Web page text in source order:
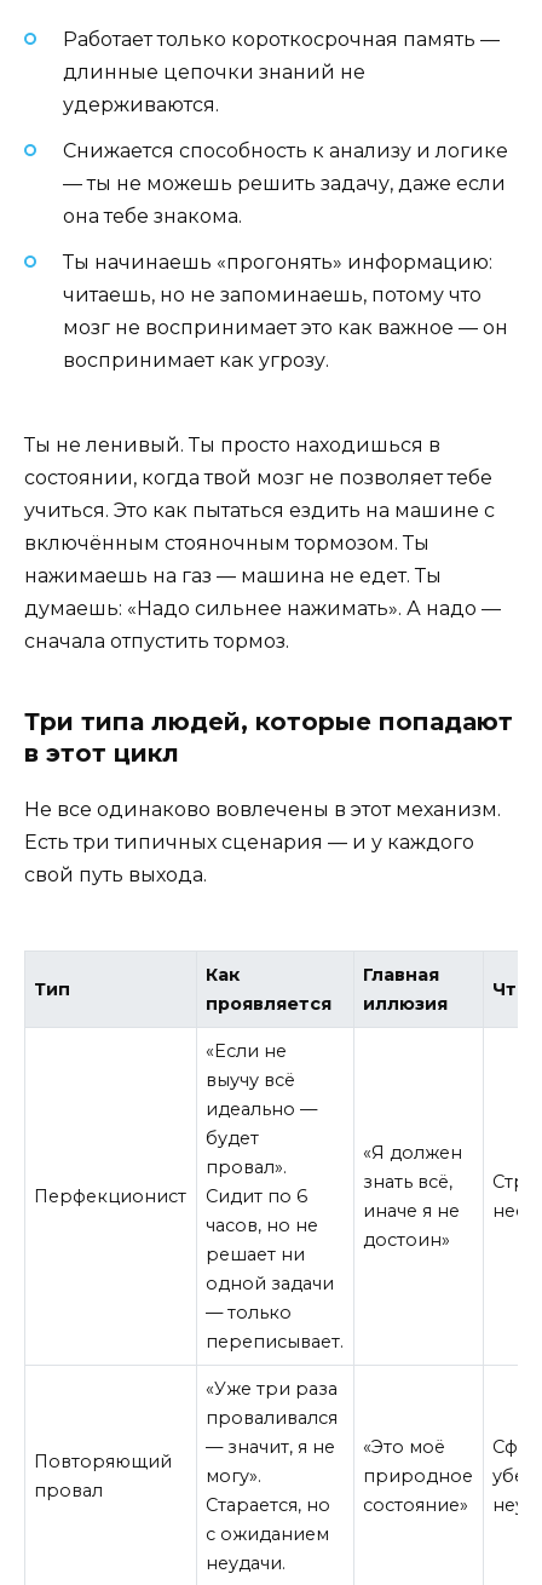
Работает только короткосрочная память —
длинные цепочки знаний не
удерживаются.
Снижается способность к анализу и логике
— ты не можешь решить задачу, даже если
она тебе знакома.
Ты начинаешь «прогонять» информацию:
читаешь, но не запоминаешь, потому что
мозг не воспринимает это как важное — он
воспринимает как угрозу.
Ты не ленивый. Ты просто находишься в
состоянии, когда твой мозг не позволяет тебе
учиться. Это как пытаться ездить на машине с
включённым стояночным тормозом. Ты
нажимаешь на газ — машина не едет. Ты
думаешь: «Надо сильнее нажимать». А надо —
сначала отпустить тормоз.
Три типа людей, которые попадают
в этот цикл
Не все одинаково вовлечены в этот механизм.
Есть три типичных сценария — и у каждого
свой путь выхода.
Тип
Как
проявляется
Главная
иллюзия
Что
Перфекционист
«Если не
выучу всё
идеально —
будет
провал».
Сидит по 6
часов, но не
решает ни
одной задачи
— только
переписывает.
«Я должен
знать всё,
иначе я не
достоин»
Повторяющий
провал
«Уже три раза
проваливался
— значит, я не
могу».
Старается, но
с ожиданием
неудачи.
«Это моё
природное
состояние»